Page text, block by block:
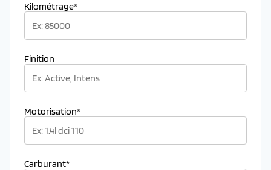
Kilométrage*
Finition
Motorisation*
Carburant*